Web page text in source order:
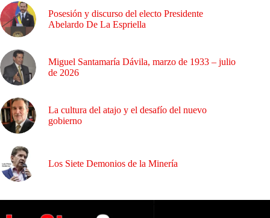
Posesión y discurso del electo Presidente
Abelardo De La Espriella
Miguel Santamaría Dávila, marzo de 1933 – julio
de 2026
La cultura del atajo y el desafío del nuevo
gobierno
Los Siete Demonios de la Minería